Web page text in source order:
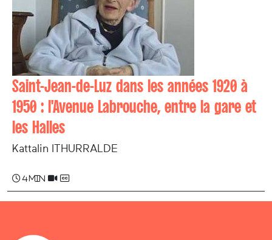
Saint-Jean-de-Luz dans les années 1920 à
1950 : l'Avenue Labrouche, entre la gare et
les Halles
Kattalin ITHURRALDE
4 min